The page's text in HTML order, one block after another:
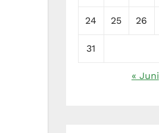
24 25 26
31
« Juni